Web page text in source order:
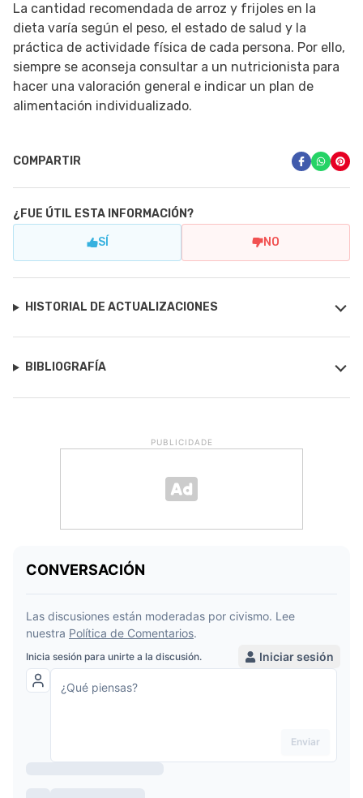
La cantidad recomendada de arroz y frijoles en la
dieta varía según el peso, el estado de salud y la
práctica de actividade física de cada persona. Por ello,
siempre se aconseja consultar a un nutricionista para
hacer una valoración general e indicar un plan de
alimentación individualizado.
COMPARTIR
¿FUE ÚTIL ESTA INFORMACIÓN?
SÍ NO
HISTORIAL DE ACTUALIZACIONES
BIBLIOGRAFÍA
PUBLICIDADE